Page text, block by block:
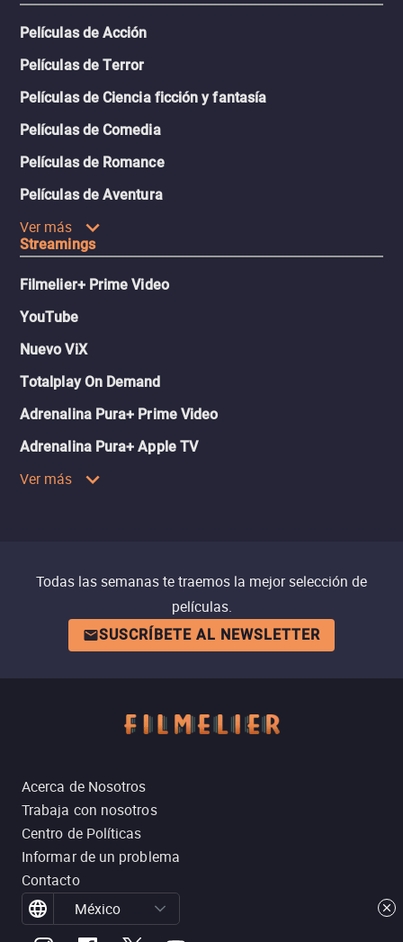
Películas de Acción
Películas de Terror
Películas de Ciencia ficción y fantasía
Películas de Comedia
Películas de Romance
Películas de Aventura
Ver más
Streamings
Filmelier+ Prime Video
YouTube
Nuevo ViX
Totalplay On Demand
Adrenalina Pura+ Prime Video
Adrenalina Pura+ Apple TV
Ver más
Todas las semanas te traemos la mejor selección de
películas.
SUSCRÍBETE AL NEWSLETTER
Acerca de Nosotros
Trabaja con nosotros
Centro de Políticas
Informar de un problema
Contacto
México